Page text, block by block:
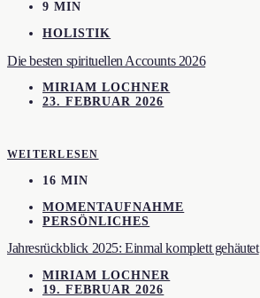
9 MIN
HOLISTIK
Die besten spirituellen Accounts 2026
MIRIAM LOCHNER
23. FEBRUAR 2026
WEITERLESEN
16 MIN
MOMENTAUFNAHME
PERSÖNLICHES
Jahresrückblick 2025: Einmal komplett gehäutet
MIRIAM LOCHNER
19. FEBRUAR 2026